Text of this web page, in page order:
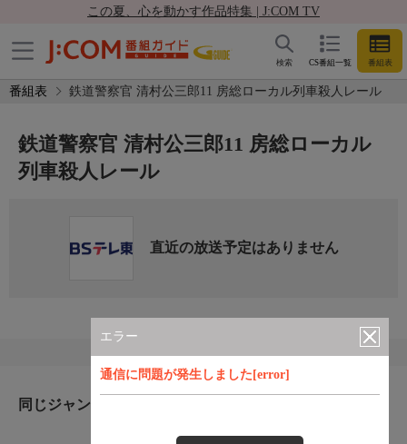
この夏、心を動かす作品特集 | J:COM TV
CS番組一覧 番組表
検索
番組表 鉄道警察官 清村公三郎11 房総ローカル列車殺人レール
エラー
通信に問題が発生しました[error]
鉄道警察官 清村公三郎11 房総ローカル
列車殺人レール
直近の放送予定はありません
同じジャンルのおすすめ番組